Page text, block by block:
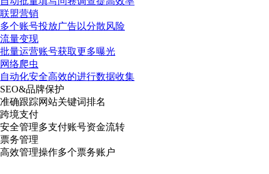
联盟营销
多个账号投放广告以分散风险
流量变现
批量运营账号获取更多曝光
网络爬虫
自动化安全高效的进行数据收集
SEO&品牌保护
准确跟踪网站关键词排名
跨境支付
安全管理多支付账号资金流转
票务管理
高效管理操作多个票务账户